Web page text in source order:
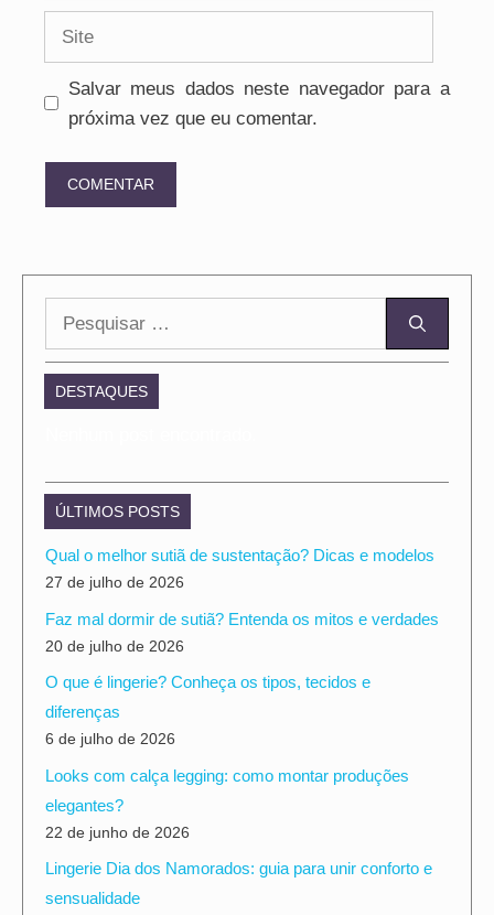
Site
Salvar meus dados neste navegador para a
próxima vez que eu comentar.
Pesquisar
DESTAQUES
ÚLTIMOS POSTS
Qual o melhor sutiã de sustentação? Dicas e modelos
27 de julho de 2026
Faz mal dormir de sutiã? Entenda os mitos e verdades
20 de julho de 2026
O que é lingerie? Conheça os tipos, tecidos e
diferenças
6 de julho de 2026
Looks com calça legging: como montar produções
elegantes?
22 de junho de 2026
Lingerie Dia dos Namorados: guia para unir conforto e
sensualidade